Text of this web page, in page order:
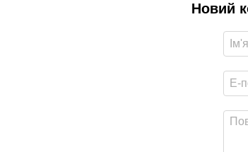
Новий